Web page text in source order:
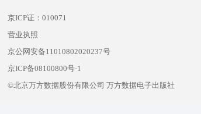
京ICP证：010071
营业执照
京公网安备11010802020237号
京ICP备08100800号-1
©北京万方数据股份有限公司 万方数据电子出版社